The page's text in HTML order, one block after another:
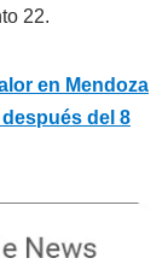
22.
en Mendoza
del 8